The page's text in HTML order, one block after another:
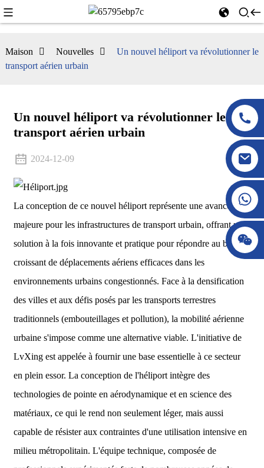
Maison Nouvelles
Un nouvel héliport va révolutionner le
transport aérien urbain
Un nouvel héliport va révolutionner le
transport aérien urbain
2024-12-09
La conception de ce nouvel héliport représente une avancée
majeure pour les infrastructures de transport urbain, offrant une
solution à la fois innovante et pratique pour répondre au besoin
croissant de déplacements aériens efficaces dans les
environnements urbains congestionnés. Face à la densification
des villes et aux défis posés par les transports terrestres
traditionnels (embouteillages et pollution), la mobilité aérienne
urbaine s'impose comme une alternative viable. L'initiative de
LvXing est appelée à fournir une base essentielle à ce secteur
en plein essor. La conception de l'héliport intègre des
technologies de pointe en aérodynamique et en science des
matériaux, ce qui le rend non seulement léger, mais aussi
capable de résister aux contraintes d'une utilisation intensive en
milieu métropolitain. L'équipe technique, composée de